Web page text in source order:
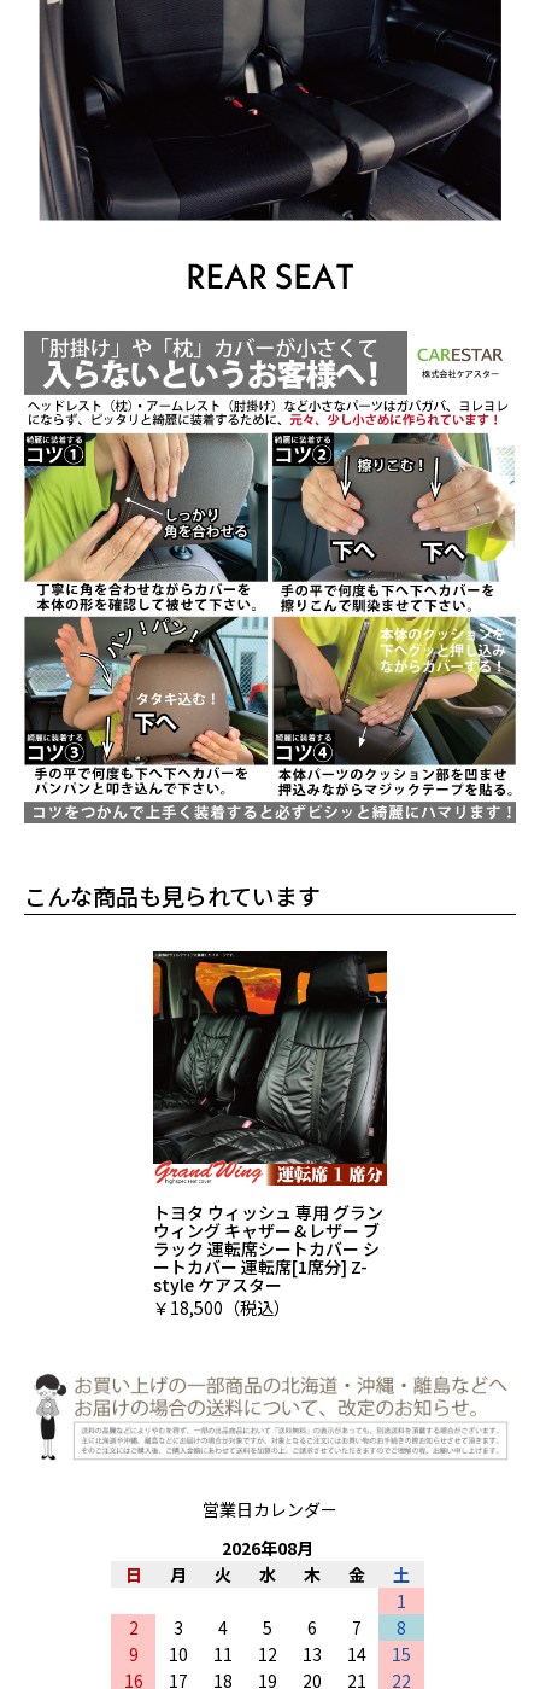
こんな商品も見られています
トヨタ ウィッシュ 専用 グラン
ウィング キャザー＆レザー ブ
ラック 運転席シートカバー シ
ートカバー 運転席[1席分] Z-
style ケアスター
￥18,500（税込）
営業日カレンダー
2026年08月
日
月 火 水 木 金
土
1
2
3 4 5 6 7
8
9
10 11 12 13 14
15
16
17 18 19 20 21
22